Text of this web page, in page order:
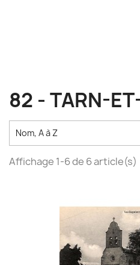
82 - TARN-
Nom, A à Z
Affichage 1-6 de 6 article(s)